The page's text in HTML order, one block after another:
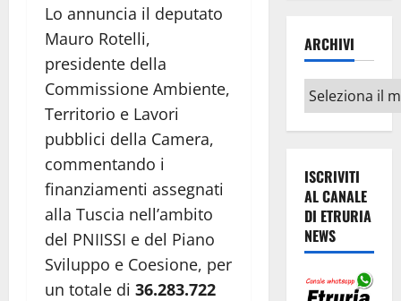
Lo annuncia il deputato
Mauro Rotelli,
presidente della
Commissione Ambiente,
Territorio e Lavori
pubblici della Camera,
commentando i
finanziamenti assegnati
alla Tuscia nell’ambito
del PNIISSI e del Piano
Sviluppo e Coesione, per
un totale di 36.283.722
ARCHIVI
Archivi
ISCRIVITI
AL CANALE
DI ETRURIA
NEWS